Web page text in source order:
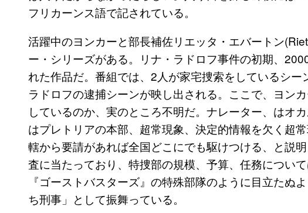
フリカーンス語で記されている。
活躍中のヨンカーと部長補佐リエッタ・エバートン
ー・シリーズがある。リナ・ラドロフ事件の初期、
れた作品だ。番組では、2人が家宅捜索をしているシー
ラドロフの逮捕シーンが映し出される。ここで、ヨン
しているのか、実のところ不明だ。ナレーター、はオ
はプレトリアの本部、超常現象、決定的情報を欠く超
轄から要請があれば全国どこにでも駆けつける、と説
査に当たっており、特捜部の規模、予算、任務につい
『ゴーストバスターズ』の特殊部隊のように目立たぬ
ち刑事」として振舞っている。